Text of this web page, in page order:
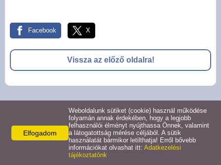
Választási információk -
Alsórajk
Közérdekű adatok -
Alsórajk
Facebook X
Vissza az előző oldalra!
Adatkezelési tájékoztató
Oldal információk Impresszum
Elfogadom
Weboldalunk sütiket (cookie) használ működése
folyamán annak érdekében, hogy a legjobb
felhasználói élményt nyújthassa Önnek, valamint
a látogatottság mérése céljából. A sütik
használatát bármikor letilthatja! Erről bővebb
információkat olvashat itt: Adatkezelési
tájékoztatónk